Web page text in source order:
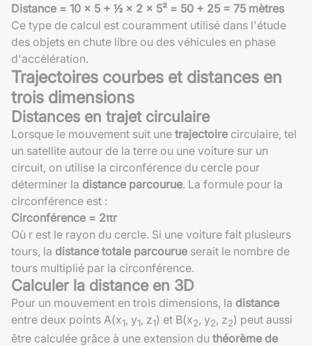
Distance = 10 × 5 + ½ × 2 × 5² = 50 + 25 = 75 mètres
Ce type de calcul est couramment utilisé dans l'étude
des objets en chute libre ou des véhicules en phase
d'accélération.
Trajectoires courbes et distances en
trois dimensions
Distances en trajet circulaire
Lorsque le mouvement suit une trajectoire circulaire, tel
un satellite autour de la terre ou une voiture sur un
circuit, on utilise la circonférence du cercle pour
déterminer la distance parcourue. La formule pour la
circonférence est :
Circonférence = 2πr
Où r est le rayon du cercle. Si une voiture fait plusieurs
tours, la distance totale parcourue serait le nombre de
tours multiplié par la circonférence.
Calculer la distance en 3D
Pour un mouvement en trois dimensions, la distance
entre deux points A(x1, y1, z1) et B(x2, y2, z2) peut aussi
être calculée grâce à une extension du théorème de